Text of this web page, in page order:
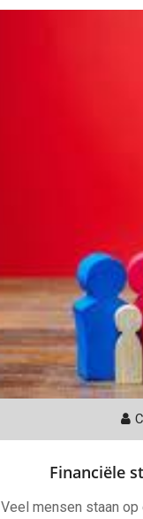
Financiële
Veel mensen staan op